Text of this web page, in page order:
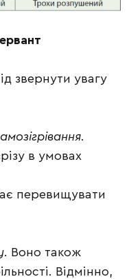
звернути увагу
.
в умовах
перевищувати
. Воно також
Відмінно,